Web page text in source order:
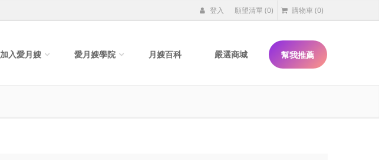
登入 願望清單(0) 購物車 (0)
加入愛月嫂 愛月嫂學院 月嫂百科 嚴選商城 幫我推薦